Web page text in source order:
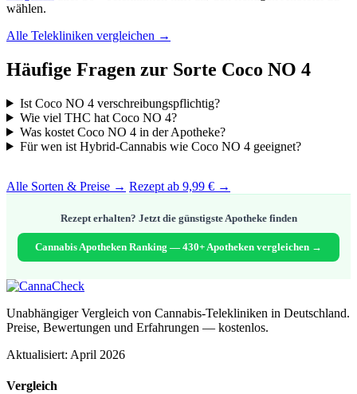
wählen.
Alle Telekliniken vergleichen →
Häufige Fragen zur Sorte Coco NO 4
Ist Coco NO 4 verschreibungspflichtig?
Wie viel THC hat Coco NO 4?
Was kostet Coco NO 4 in der Apotheke?
Für wen ist Hybrid-Cannabis wie Coco NO 4 geeignet?
Alle Sorten & Preise → Rezept ab 9,99 € →
Rezept erhalten? Jetzt die günstigste Apotheke finden
Cannabis Apotheken Ranking — 430+ Apotheken vergleichen →
Unabhängiger Vergleich von Cannabis-Telekliniken in Deutschland.
Preise, Bewertungen und Erfahrungen — kostenlos.
Aktualisiert: April 2026
Vergleich